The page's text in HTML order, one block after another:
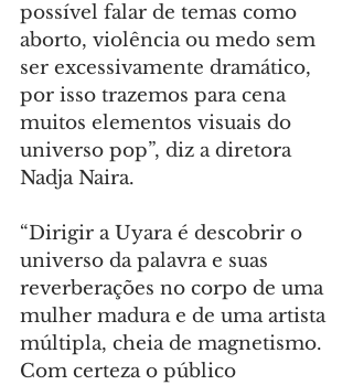
possível falar de temas como
aborto, violência ou medo sem
ser excessivamente dramático,
por isso trazemos para cena
muitos elementos visuais do
universo pop”, diz a diretora
Nadja Naira.
“Dirigir a Uyara é descobrir o
universo da palavra e suas
reverberações no corpo de uma
mulher madura e de uma artista
múltipla, cheia de magnetismo.
Com certeza o público